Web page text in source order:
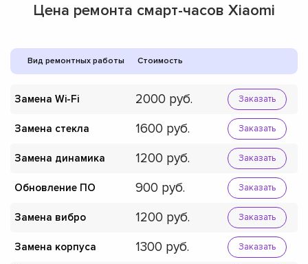
Цена ремонта смарт-часов Xiaomi
Вид ремонтных работы Стоимость
Замена Wi-Fi 2000 Заказать
Замена стекла 1600 Заказать
Замена динамика 1200 Заказать
Обновление ПО 900 Заказать
Замена вибро 1200 Заказать
Замена корпуса 1300 Заказать